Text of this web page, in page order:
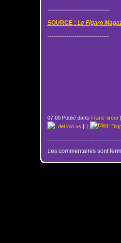
--------------------------------
SOURCE : Le Figaro
--------------------------------
07:00 Publié dans Franc-tireur
del.icio.us | |
Les commentaires sont